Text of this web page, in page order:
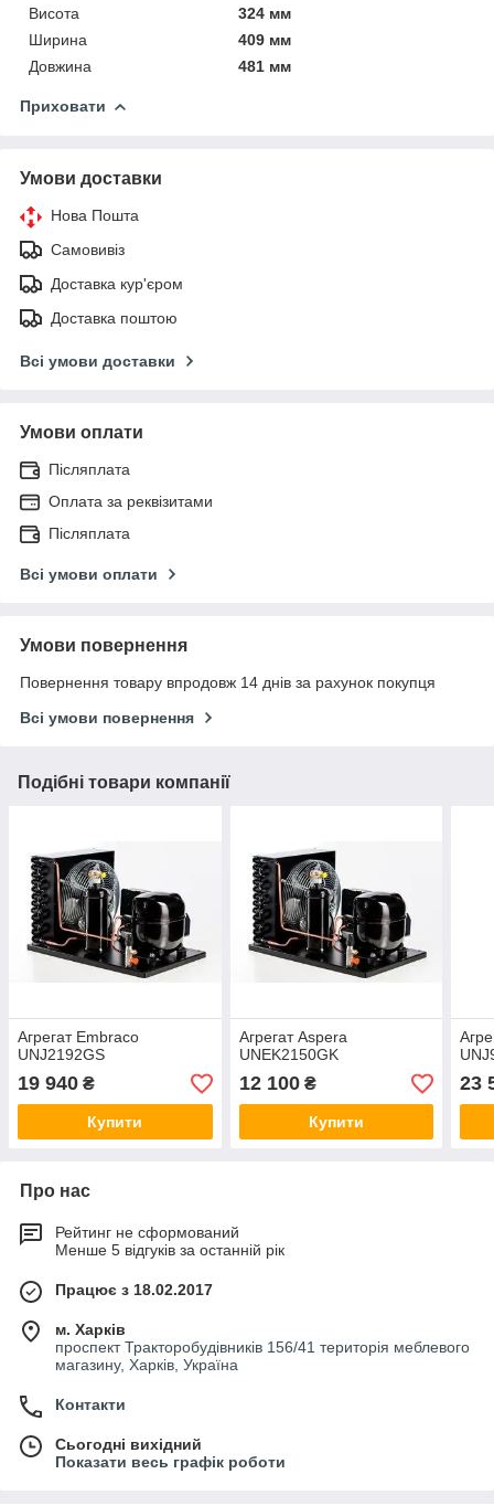
Висота
324 мм
Ширина
409 мм
Довжина
481 мм
Приховати
Умови доставки
Нова Пошта
Самовивіз
Доставка кур'єром
Доставка поштою
Всі умови доставки
Умови оплати
Післяплата
Оплата за реквізитами
Післяплата
Всі умови оплати
Умови повернення
Повернення товару впродовж 14 днів за рахунок покупця
Всі умови повернення
Подібні товари компанії
Агрегат Embraco
UNJ2192GS
19 940 ₴
Купити
Агрегат Aspera
UNEK2150GK
12 100₴
Купити
23
Про нас
Рейтинг не сформований
Менше 5 відгуків за останній рік
Працює з 18.02.2017
м. Харків
проспект Тракторобудівників 156/41 територія меблевого
магазину, Харків, Україна
Контакти
Сьогодні вихідний
Показати весь графік роботи